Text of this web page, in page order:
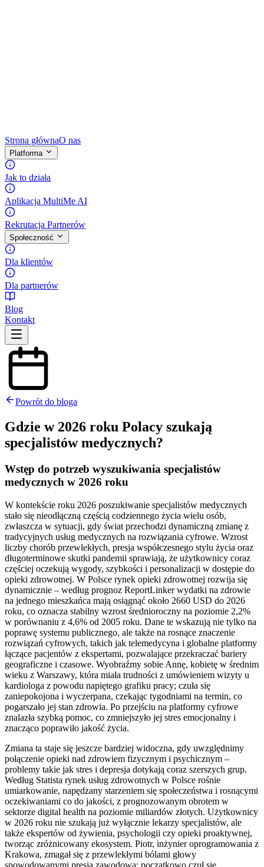
Strona głównaO nas
Platforma
Jak to działa
Aplikacja MultiMe AI
Rekrutacja Partnerów
Społeczność
Dla klientów
Dla partnerów
Blog
Kontakt
Powrót do bloga
Gdzie w 2026 roku Polacy szukają
specjalistów medycznych?
Wstęp do potrzeb wyszukiwania specjalistów
medycznych w 2026 roku
W kontekście roku 2026 poszukiwanie specjalistów medycznych
stało się nieodłączną częścią codziennego życia wielu osób,
zwłaszcza w sytuacji, gdy świat przechodzi dynamiczną zmianę z
tradycyjnych usług medycznych na rozwiązania cyfrowe. Wzrost
liczby chorób przewlekłych, presja współczesnego stylu życia oraz
długoterminowe skutki pandemii sprawiają, że użytkownicy coraz
częściej oczekują wygody, szybkości i personalizacji w dostępie do
opieki zdrowotnej. W Polsce rynek opieki zdrowotnej rozwija się
dynamicznie – według prognoz ReportLinker wydatki na zdrowie
na jednego mieszkańca mają osiągnąć około 2660 USD do 2026
roku, co oznacza stabilny wzrost średnioroczny na poziomie 2,2%
w porównaniu z 4,6% od 2005 roku. Dane te wskazują nie tylko na
poprawę systemu publicznego, ale także na rosnące znaczenie
rozwiązań cyfrowych, takich jak telemedycyna i globalne platformy
łączące pacjentów z ekspertami, pozwalające przekraczać bariery
geograficzne i czasowe. Wyobraźmy sobie Annę, kobietę w średnim
wieku z Warszawy, która miała trudności z umówieniem wizyty u
kardiologa z powodu napiętego grafiku pracy; czuła się
zaniepokojona i wyczerpana, czekając tygodniami na termin, co
pogarszało jej stan zdrowia. Po przejściu na platformy cyfrowe
znalazła szybką pomoc, co zmniejszyło jej stres emocjonalny i
znacząco poprawiło jakość życia.
Zmiana ta staje się jeszcze bardziej widoczna, gdy uwzględnimy
połączenie opieki nad zdrowiem fizycznym i psychicznym –
problemy takie jak stres i depresja dotykają coraz szerszych grup.
Według Statista rynek usług zdrowotnych w Polsce rośnie
umiarkowanie, napędzany starzeniem się społeczeństwa i rosnącymi
oczekiwaniami co do jakości, z prognozowanym obrotem w
sektorze digital health na poziomie miliardów złotych. Użytkownicy
w 2026 roku nie szukają już wyłącznie lekarzy specjalistów, ale
także ekspertów od żywienia, psychologii czy opieki proaktywnej,
tworząc zróżnicowany ekosystem. Piotr, inżynier oprogramowania z
Krakowa, zmagał się z przewlekłymi bólami głowy
spowodowanymi presją zawodową; początkowo czuł się